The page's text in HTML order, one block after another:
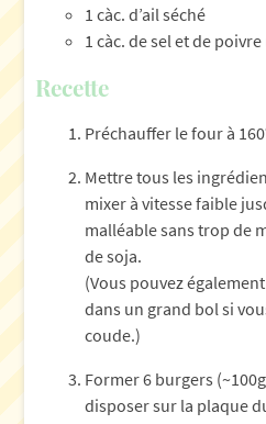
1 càc. d’ail séché
1 càc. de sel et de
Recette
Préchauffer le four à
Mettre tous les
mixer à vitesse faible
malléable sans trop de
de soja.
(Vous pouvez
dans un grand bol si
coude.)
Former 6 burgers
disposer sur la plaque